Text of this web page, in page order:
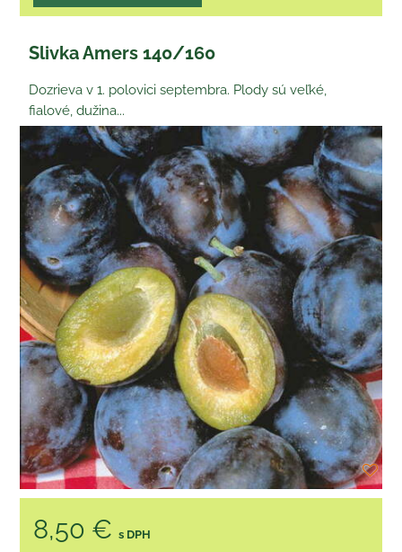
Slivka Amers 140/160
Dozrieva v 1. polovici septembra. Plody sú veľké,
fialové, dužina...
8,50 € s DPH